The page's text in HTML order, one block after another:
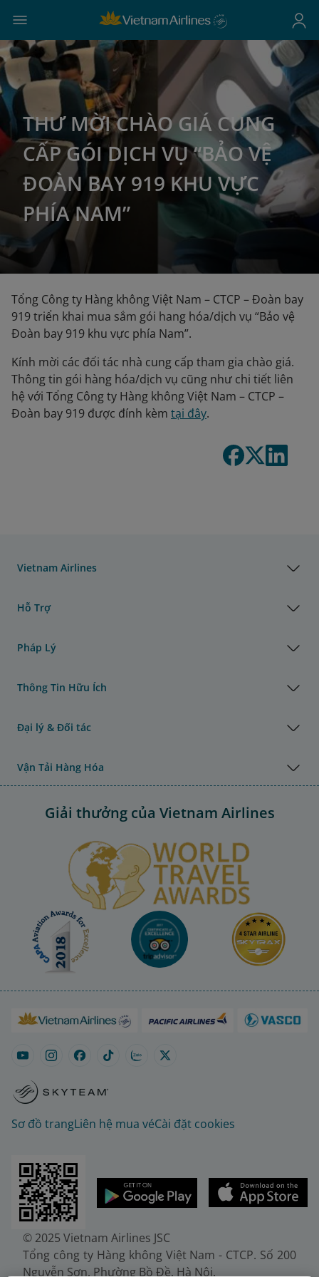
THƯ MỜI CHÀO GIÁ CUNG
CẤP GÓI DỊCH VỤ “BẢO VỆ
ĐOÀN BAY 919 KHU VỰC
PHÍA NAM”
Tổng Công ty Hàng không Việt Nam – CTCP – Đoàn bay
919 triển khai mua sắm gói hang hóa/dịch vụ “Bảo vệ
Đoàn bay 919 khu vực phía Nam”.
Kính mời các đối tác nhà cung cấp tham gia chào giá.
Thông tin gói hàng hóa/dịch vụ cũng như chi tiết liên
hệ với Tổng Công ty Hàng không Việt Nam – CTCP –
Đoàn bay 919 được đính kèm tại đây.
Vietnam Airlines
Hỗ Trợ
Pháp Lý
Thông Tin Hữu Ích
Đại lý & Đối tác
Vận Tải Hàng Hóa
Giải thưởng của Vietnam Airlines
Sơ đồ trangLiên hệ mua véCài đặt cookies
© 2025 Vietnam Airlines JSC
Tổng công ty Hàng không Việt Nam - CTCP. Số 200
Nguyễn Sơn, Phường Bồ Đề, Hà Nội.